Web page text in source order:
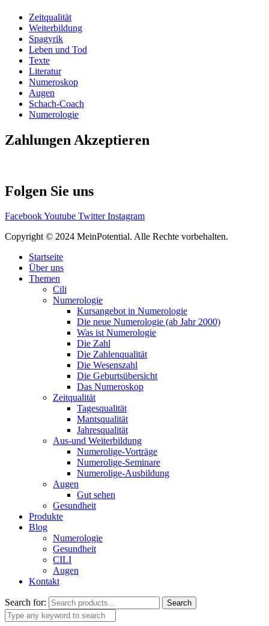
Zeitqualität
Weiterbildung
Spagyrik
Leben und Tod
Texte
Literatur
Numeroskop
Augen
Schach-Coach
Numerologie
Zahlungen Akzeptieren
Folgen Sie uns
FacebookYoutube Twitter Instagram
Copyright © 2024 MeinPotential. Alle Rechte vorbehalten.
Startseite
Über uns
Themen
Cili
Numerologie
Kursangebot in Numerologie
Die neue Numerologie (ab Jahr 2000)
Was ist Numerologie
Die Zahl
Die Zahlenqualität
Die Wesenszahl
Die Geburtsübersicht
Das Numeroskop
Zeitqualität
Tagesqualität
Mantsqualität
Jahresqualität
Aus-und Weiterbildung
Numerolige-Vorträge
Numerolige-Seminare
Numerolige-Ausbildung
Augen
Gut sehen
Gesundheit
Produkte
Blog
Numerologie
Gesundheit
CILI
Augen
Kontakt
Search for: Search